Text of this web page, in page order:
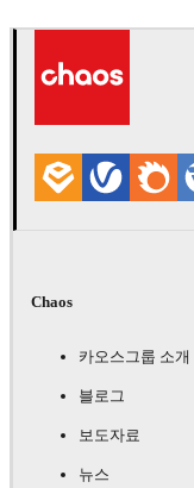
Chaos
카오스그룹 소개
블로그
보도자료
뉴스